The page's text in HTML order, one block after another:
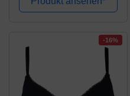
-16%